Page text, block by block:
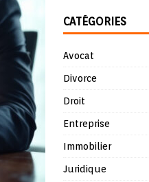
CATÉGORIES
Avocat
Divorce
Droit
Entreprise
Immobilier
Juridique